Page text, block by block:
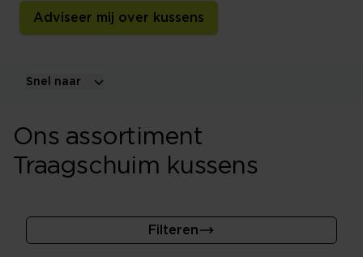
Adviseer mij over kussens
Snel naar
Ons assortiment
Traagschuim kussens
Filteren